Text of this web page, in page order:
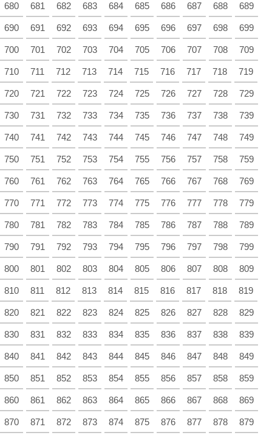
680 681 682 683 684 685 686 687 688 689
690 691 692 693 694 695 696 697 698 699
700 701 702 703 704 705 706 707 708 709
710 711 712 713 714 715 716 717 718 719
720 721 722 723 724 725 726 727 728 729
730 731 732 733 734 735 736 737 738 739
740 741 742 743 744 745 746 747 748 749
750 751 752 753 754 755 756 757 758 759
760 761 762 763 764 765 766 767 768 769
770 771 772 773 774 775 776 777 778 779
780 781 782 783 784 785 786 787 788 789
790 791 792 793 794 795 796 797 798 799
800 801 802 803 804 805 806 807 808 809
810 811 812 813 814 815 816 817 818 819
820 821 822 823 824 825 826 827 828 829
830 831 832 833 834 835 836 837 838 839
840 841 842 843 844 845 846 847 848 849
850 851 852 853 854 855 856 857 858 859
860 861 862 863 864 865 866 867 868 869
870 871 872 873 874 875 876 877 878 879